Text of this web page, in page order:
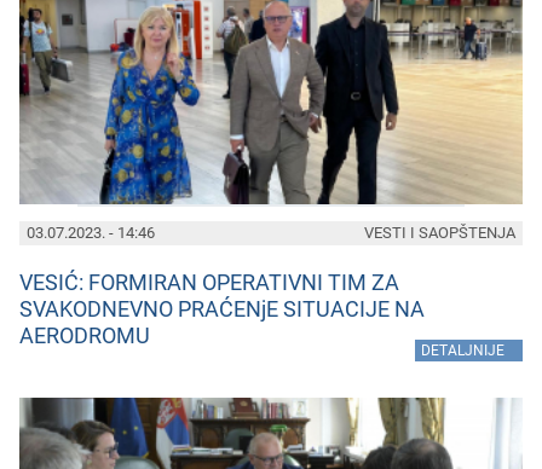
03.07.2023. - 14:46
VESIĆ: FORMIRAN OPERATIVNI TIM ZA
SVAKODNEVNO PRAĆENjE SITUACIJE NA
AERODROMU
DETALJNIJE
VESTI I SAOPŠTENJA